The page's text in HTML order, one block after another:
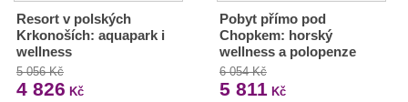
Resort v polských
Krkonoších: aquapark i
wellness
5 056 Kč
4 826 Kč
Pobyt přímo pod
Chopkem: horský
wellness a polopenze
6 054 Kč
5 811 Kč